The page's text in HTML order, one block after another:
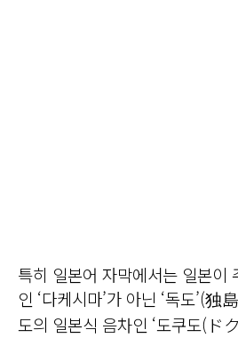
특히 일본어 자막에서는 일본이
인 ‘다케시마’가 아닌 ‘독도’(独
도의 일본식 음차인 ‘도쿠도(ド